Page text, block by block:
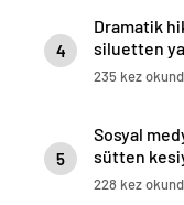
4
Dramatik
siluetten
235 kez
5
Sosyal
sütten
228 kez